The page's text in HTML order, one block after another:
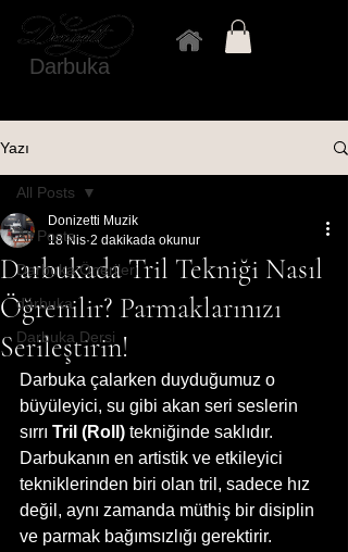
Darbuka
Yazı
All Posts
Darbuka Önerileri
darbuka
Darbuka Dersi
All Posts
Darbukada Tril Tekniği Nasıl
Öğrenilir? Parmaklarınızı
Serileştirin!
Donizetti Muzik
18 Nis 2 dakikada okunur
Darbuka çalarken duyduğumuz o
büyüleyici, su gibi akan seri seslerin
sırrı Tril (Roll) tekniğinde saklıdır.
Darbukanın en artistik ve etkileyici
tekniklerinden biri olan tril, sadece hız
değil, aynı zamanda müthiş bir disiplin
ve parmak bağımsızlığı gerektirir.